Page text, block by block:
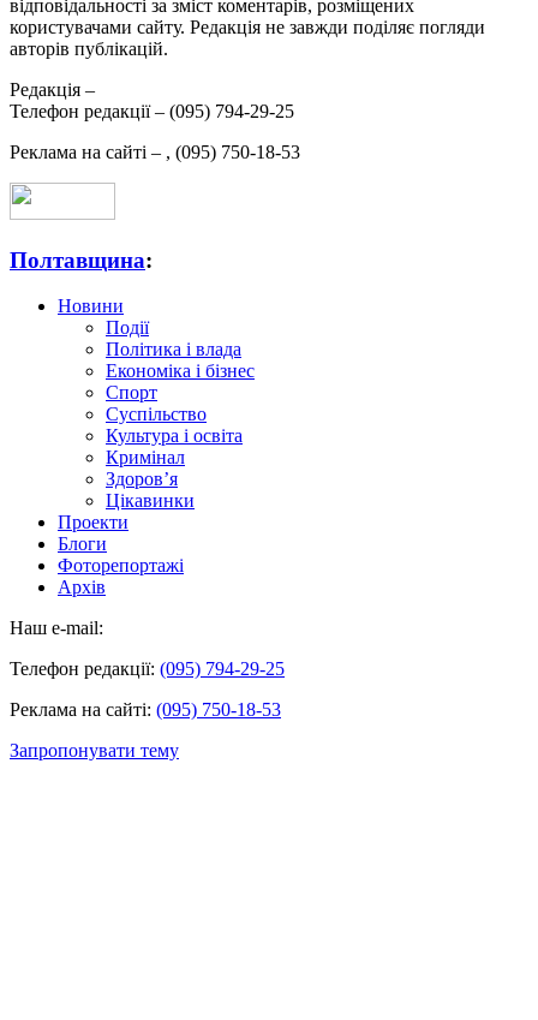
відповідальності за зміст коментарів, розміщених
користувачами сайту. Редакція не завжди поділяє погляди
авторів публікацій.
Редакція –
Телефон редакції – (095) 794-29-25
Реклама на сайті – , (095) 750-18-53
Полтавщина:
Новини
Події
Політика і влада
Економіка і бізнес
Спорт
Суспільство
Культура і освіта
Кримінал
Здоров’я
Цікавинки
Проекти
Блоги
Фоторепортажі
Архів
Наш e-mail:
Телефон редакції: (095) 794-29-25
Реклама на сайті: (095) 750-18-53
Запропонувати тему